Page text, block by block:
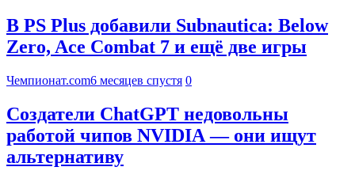
В PS Plus добавили Subnautica: Below
Zero, Ace Combat 7 и ещё две игры
Чемпионат.com6 месяцев спустя 0
Создатели ChatGPT недовольны
работой чипов NVIDIA — они ищут
альтернативу